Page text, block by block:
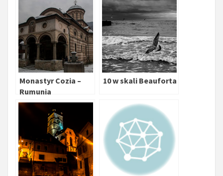
Monastyr Cozia –
Rumunia
10 w skali Beauforta